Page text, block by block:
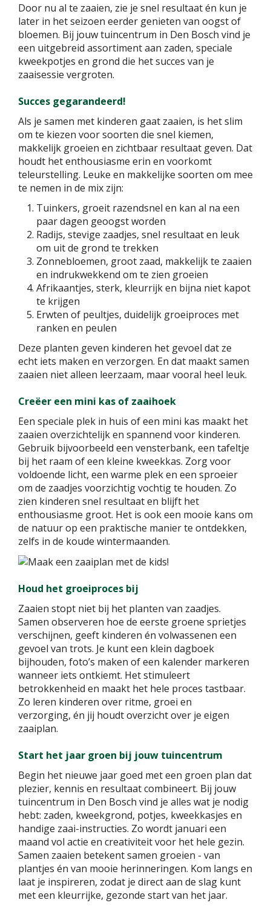
Door nu al te zaaien, zie je snel resultaat én kun je
later in het seizoen eerder genieten van oogst of
bloemen. Bij jouw tuincentrum in Den Bosch vind je
een uitgebreid assortiment aan zaden, speciale
kweekpotjes en grond die het succes van je
zaaisessie vergroten.
Succes gegarandeerd!
Als je samen met kinderen gaat zaaien, is het slim
om te kiezen voor soorten die snel kiemen,
makkelijk groeien en zichtbaar resultaat geven. Dat
houdt het enthousiasme erin en voorkomt
teleurstelling. Leuke en makkelijke soorten om mee
te nemen in de mix zijn:
Tuinkers, groeit razendsnel en kan al na een
paar dagen geoogst worden
Radijs, stevige zaadjes, snel resultaat en leuk
om uit de grond te trekken
Zonnebloemen, groot zaad, makkelijk te zaaien
en indrukwekkend om te zien groeien
Afrikaantjes, sterk, kleurrijk en bijna niet kapot
te krijgen
Erwten of peultjes, duidelijk groeiproces met
ranken en peulen
Deze planten geven kinderen het gevoel dat ze
echt iets maken en verzorgen. En dat maakt samen
zaaien niet alleen leerzaam, maar vooral heel leuk.
Creëer een mini kas of zaaihoek
Een speciale plek in huis of een mini kas maakt het
zaaien overzichtelijk en spannend voor kinderen.
Gebruik bijvoorbeeld een vensterbank, een tafeltje
bij het raam of een kleine kweekkas. Zorg voor
voldoende licht, een warme plek en een sproeier
om de zaadjes voorzichtig vochtig te houden. Zo
zien kinderen snel resultaat en blijft het
enthousiasme groot. Het is ook een mooie kans om
de natuur op een praktische manier te ontdekken,
zelfs in de koude wintermaanden.
Houd het groeiproces bij
Zaaien stopt niet bij het planten van zaadjes.
Samen observeren hoe de eerste groene sprietjes
verschijnen, geeft kinderen én volwassenen een
gevoel van trots. Je kunt een klein dagboek
bijhouden, foto’s maken of een kalender markeren
wanneer iets ontkiemt. Het stimuleert
betrokkenheid en maakt het hele proces tastbaar.
Zo leren kinderen over ritme, groei en
verzorging, én jij houdt overzicht over je eigen
zaaiplan.
Start het jaar groen bij jouw tuincentrum
Begin het nieuwe jaar goed met een groen plan dat
plezier, kennis en resultaat combineert. Bij jouw
tuincentrum in Den Bosch vind je alles wat je nodig
hebt: zaden, kweekgrond, potjes, kweekkasjes en
handige zaai-instructies. Zo wordt januari een
maand vol actie en creativiteit voor het hele gezin.
Samen zaaien betekent samen groeien - van
plantjes én van mooie herinneringen. Kom langs en
laat je inspireren, zodat je direct aan de slag kunt
met een kleurrijke, gezonde start van het jaar.